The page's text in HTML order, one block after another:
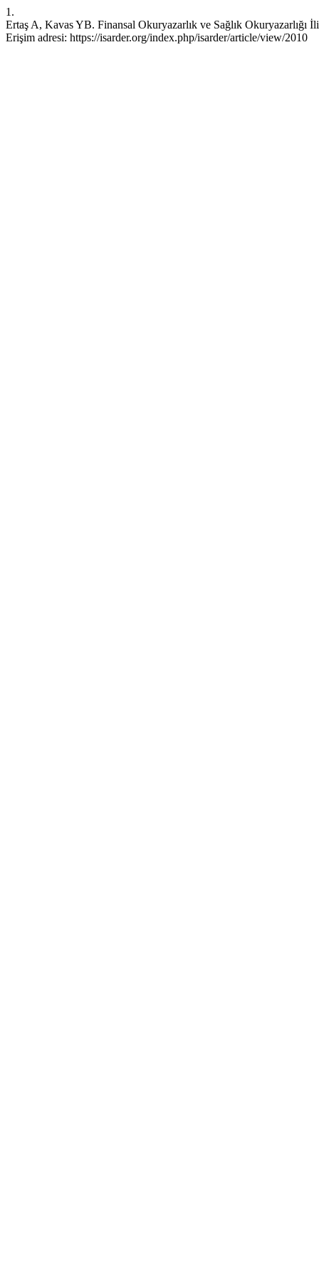
1.
Ertaş A, Kavas YB. Finansal Okuryazarlık ve Sağlık
Erişim adresi: https://isarder.org/index.php/isarder/article/view/2010